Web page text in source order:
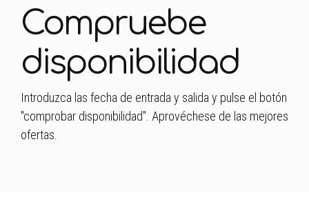
Compruebe
disponibilidad
Introduzca las fecha de entrada y salida y pulse el botón
"comprobar disponibilidad". Aprovéchese de las mejores
ofertas.